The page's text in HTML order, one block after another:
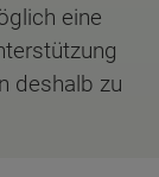
eine
deshalb zu